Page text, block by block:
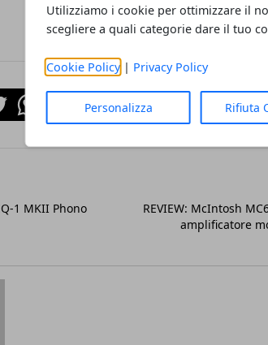
Utilizziamo i cookie per ottimizzare il
scegliere a quali categorie dare il tuo
Cookie Policy| Privacy Policy
Personalizza Rifiuta
Whatsapp
1 MKII Phono
REVIEW: McIntosh
amplificatore